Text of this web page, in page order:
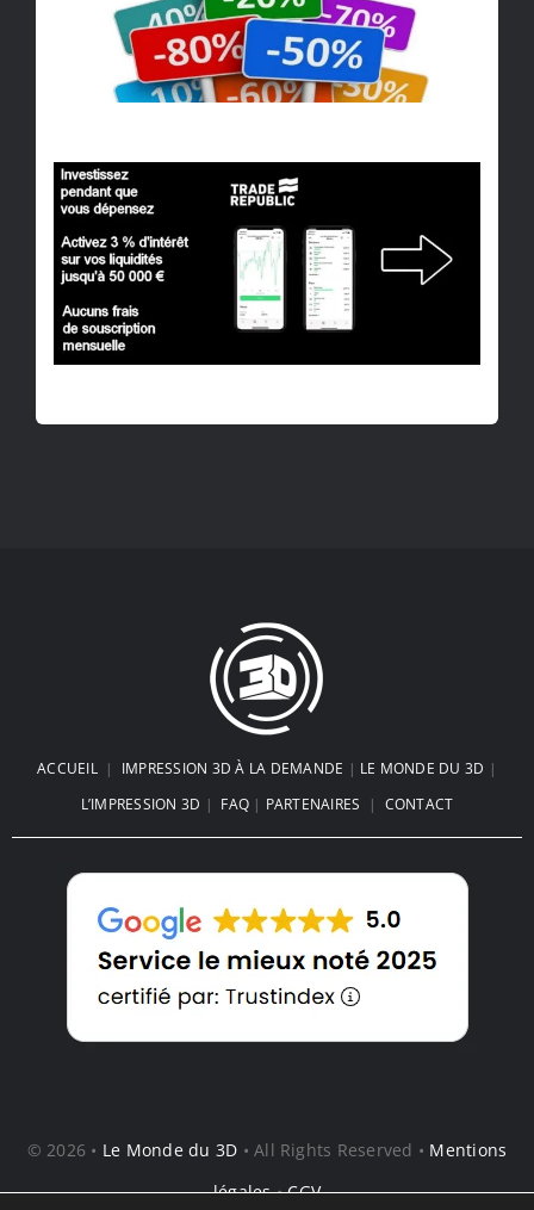
ACCUEIL| IMPRESSION 3D À LA DEMANDE | LE MONDE DU 3D |
L’IMPRESSION 3D | FAQ | PARTENAIRES | CONTACT
© 2026 • Le Monde du 3D • All Rights Reserved • Mentions
légales•CGV